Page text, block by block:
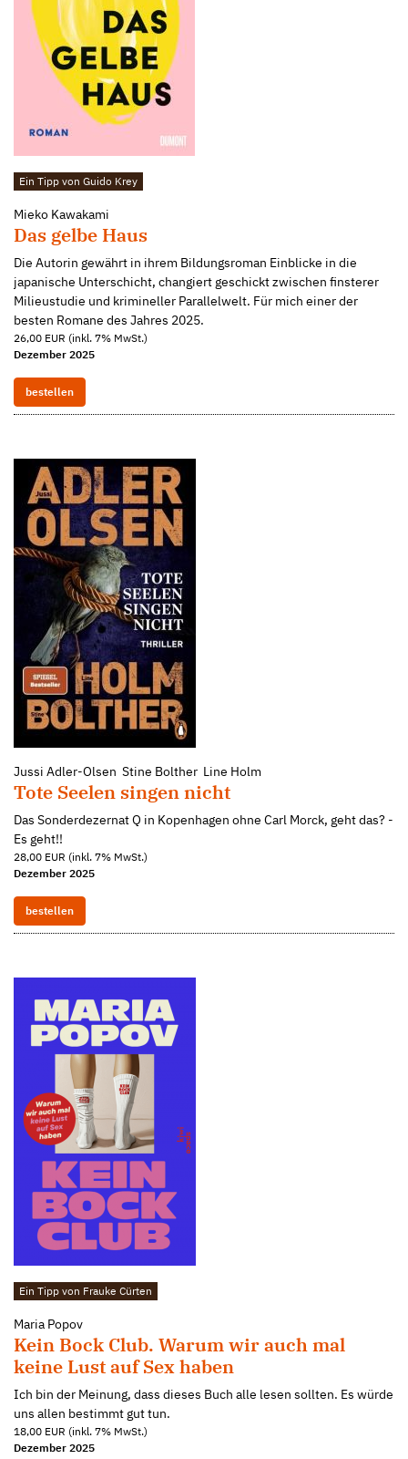
Ein Tipp von Guido Krey
Mieko Kawakami
Das gelbe Haus
Die Autorin gewährt in ihrem Bildungsroman Einblicke in die
japanische Unterschicht, changiert geschickt zwischen finsterer
Milieustudie und krimineller Parallelwelt. Für mich einer der
besten Romane des Jahres 2025.
26,00 EUR (inkl. 7% MwSt.)
Dezember 2025
bestellen
Jussi Adler-Olsen Stine Bolther Line Holm
Tote Seelen singen nicht
Das Sonderdezernat Q in Kopenhagen ohne Carl Morck, geht das? -
Es geht!!
28,00 EUR (inkl. 7% MwSt.)
Dezember 2025
bestellen
Ein Tipp von Frauke Cürten
Maria Popov
Kein Bock Club. Warum wir auch mal
keine Lust auf Sex haben
Ich bin der Meinung, dass dieses Buch alle lesen sollten. Es würde
uns allen bestimmt gut tun.
18,00 EUR (inkl. 7% MwSt.)
Dezember 2025